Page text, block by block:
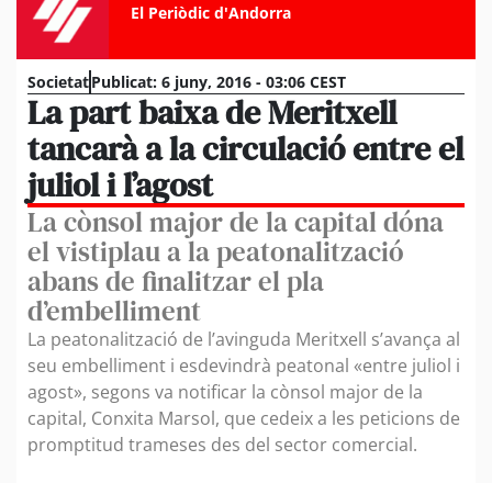
El Periòdic d'Andorra
SocietatPublicat: 6 juny, 2016 - 03:06 CEST
La part baixa de Meritxell
tancarà a la circulació entre el
juliol i l’agost
La cònsol major de la capital dóna
el vistiplau a la peatonalització
abans de finalitzar el pla
d’embelliment
La peatonalització de l’avinguda Meritxell s’avança al
seu embelliment i esdevindrà peatonal «entre juliol i
agost», segons va notificar la cònsol major de la
capital, Conxita Marsol, que cedeix a les peticions de
promptitud trameses des del sector comercial.